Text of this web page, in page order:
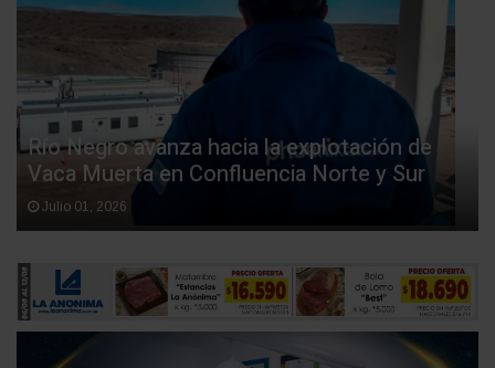
Río Negro avanza hacia la explotación de
Vaca Muerta en Confluencia Norte y Sur
Julio 01, 2026